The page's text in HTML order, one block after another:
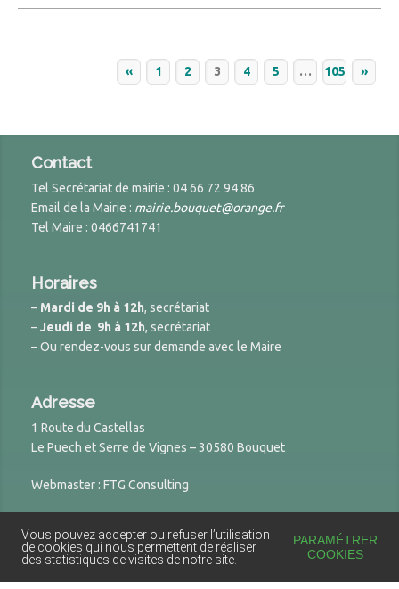
« 1 2 3 4 5 … 105 »
Contact
Tel Secrétariat de mairie : 04 66 72 94 86
Email de la Mairie : mairie.bouquet@orange.fr
Tel Maire : 0466741741
Horaires
– Mardi de 9h à 12h, secrétariat
–Jeudi de 9h à 12h, secrétariat
– Ou rendez-vous sur demande avec le Maire
Adresse
1 Route du Castellas
Le Puech et Serre de Vignes – 30580 Bouquet
Webmaster : FTG Consulting
© 2026 Site de la Mairie de Bouquet
Powered byDynamiX
Vous pouvez accepter ou refuser l’utilisation
de cookies qui nous permettent de réaliser
des statistiques de visites de notre site.
PARAMÉTRER
COOKIES